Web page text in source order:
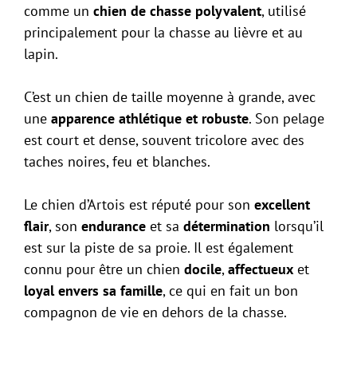
comme un chien de chasse polyvalent, utilisé
principalement pour la chasse au lièvre et au
lapin.
C’est un chien de taille moyenne à grande, avec
une apparence athlétique et robuste. Son pelage
est court et dense, souvent tricolore avec des
taches noires, feu et blanches.
Le chien d’Artois est réputé pour son excellent
flair, son endurance et sa détermination lorsqu’il
est sur la piste de sa proie. Il est également
connu pour être un chien docile,affectueux et
loyal envers sa famille, ce qui en fait un bon
compagnon de vie en dehors de la chasse.